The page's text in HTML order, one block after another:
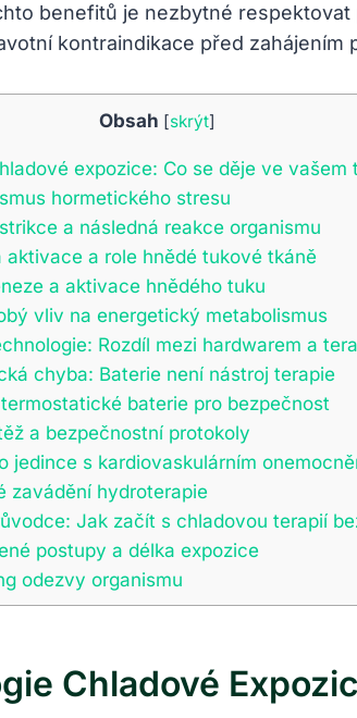
benefitů je nezbytné
kontraindikace před zahájením
Obsah [skrýt]
expozice: Co se děje ve vašem
hormetického stresu
a následná reakce organismu
aktivace a role hnědé tukové tkáně
a aktivace hnědého tuku
vliv na energetický metabolismus
Rozdíl mezi hardwarem a
chyba: Baterie není nástroj terapie
baterie pro bezpečnost
a bezpečnostní protokoly
jedince s kardiovaskulárním
zavádění hydroterapie
Jak začít s chladovou terapií
postupy a délka expozice
odezvy organismu
Chladové